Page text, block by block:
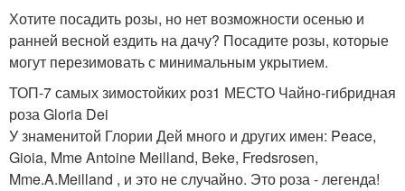
Хотите посадить розы, но нет возможности осенью и
ранней весной ездить на дачу? Посадите розы, которые
могут перезимовать с минимальным укрытием.
ТОП-7 самых зимостойких роз1 МЕСТО Чайно-гибридная
роза Gloria Dei
У знаменитой Глории Дей много и других имен: Peace,
Gioia, Mme Antoine Meilland, Beke, Fredsrosen,
Mme.A.Meilland , и это не случайно. Это роза - легенда!